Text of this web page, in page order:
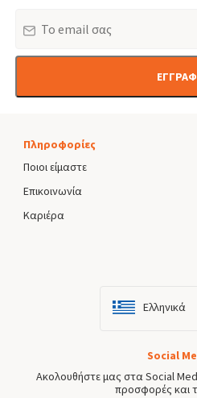
Πληροφορίες
Ποιοι είμαστε
Επικοινωνία
Καριέρα
Ελληνικά
Social
Ακολουθήστε μας στα Social
προσφορές και